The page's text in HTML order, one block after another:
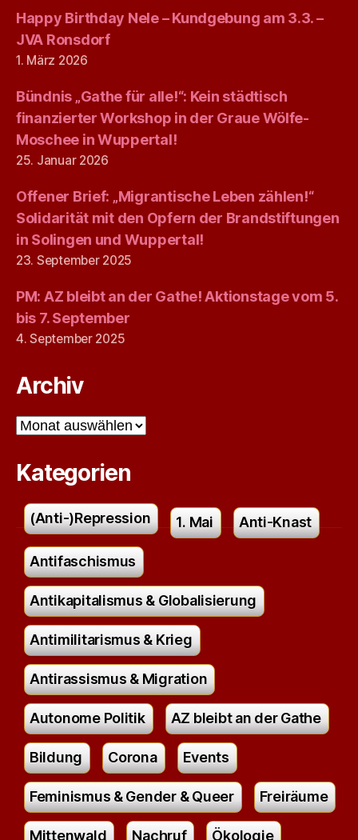
Happy Birthday Nele – Kundgebung am 3.3. –
JVA Ronsdorf
1. März 2026
Bündnis „Gathe für alle!“: Kein städtisch
finanzierter Workshop in der Graue Wölfe-
Moschee in Wuppertal!
25. Januar 2026
Offener Brief: „Migrantische Leben zählen!“
Solidarität mit den Opfern der Brandstiftungen
in Solingen und Wuppertal!
23. September 2025
PM: AZ bleibt an der Gathe! Aktionstage vom 5.
bis 7. September
4. September 2025
Archiv
Archiv
Kategorien
(Anti-)Repression 1. Mai Anti-Knast
Antifaschismus
Antikapitalismus & Globalisierung
Antimilitarismus & Krieg
Antirassismus & Migration
Autonome Politik AZ bleibt an der Gathe
Bildung Corona Events
Feminismus & Gender & Queer Freiräume
Mittenwald Nachruf Ökologie